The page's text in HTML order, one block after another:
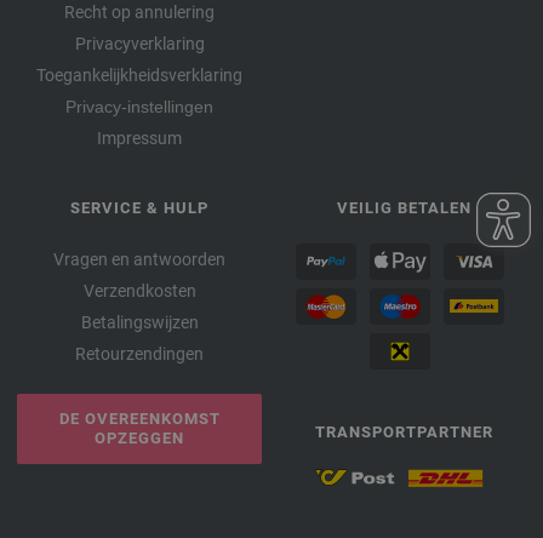
Recht op annulering
Privacyverklaring
Toegankelijkheidsverklaring
Privacy-instellingen
Impressum
SERVICE & HULP
Vragen en antwoorden
Verzendkosten
Betalingswijzen
Retourzendingen
DE OVEREENKOMST
OPZEGGEN
VEILIG BETALEN
TRANSPORTPARTNER